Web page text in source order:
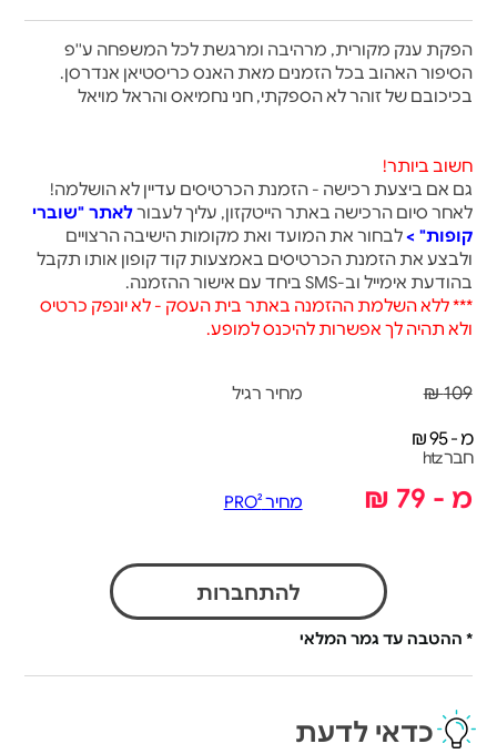
הפקת ענק מקורית, מרהיבה ומרגשת לכל המשפחה ע''פ
הסיפור האהוב בכל הזמנים מאת האנס כריסטיאן אנדרסן.
בכיכובם של זוהר לא הספקתי, חני נחמיאס והראל מויאל
חשוב ביותר!
גם אם ביצעת רכישה - הזמנת הכרטיסים עדיין לא הושלמה!
לאחר סיום הרכישה באתר הייטקזון, עליך לעבורלאתר "שוברי
קופות" >לבחור את המועד ואת מקומות הישיבה הרצויים
ולבצע את הזמנת הכרטיסים באמצעות קוד קופון אותו תקבל
בהודעת אימייל וב-SMS ביחד עם אישור ההזמנה.
*** ללא השלמת ההזמנה באתר בית העסק - לא יונפק כרטיס
ולא תהיה לך אפשרות להיכנס למופע.
109 ₪ מחיר רגיל
מ - 95 ₪
חבר htz
מ - 79 ₪ מחיר PRO²
להתחברות
* ההטבה עד גמר המלאי
כדאי לדעת